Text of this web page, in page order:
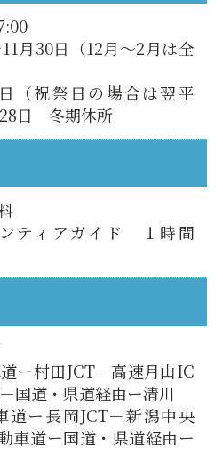
月30日（12月～2月は全
（祝祭日の場合は翌平
28日 冬期休所
ティアガイド １時間
ー村田JCT－高速月山IC
国道・県道経由ー清川
道ー長岡JCT－新潟中央
車道ー国道・県道経由ー